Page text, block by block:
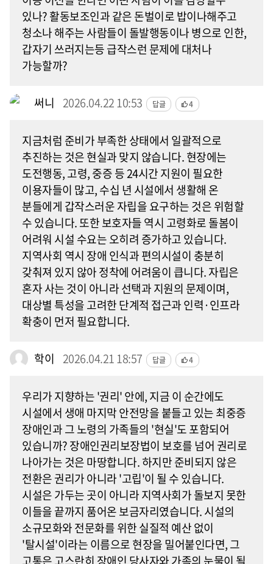
있나? 활동보조인과 같은 돈벌이로 밥이나해주고
청소나 해주는 사람들이 돌발행동이나 병으로 인한,
갑자기 쓰러지는등 급작스런 문제에 대처나
가능할까?
써니 2026.04.22 10:53 답글 4
지금처럼 준비가 부족한 상태에서 일괄적으로
추진하는 것은 현실과 맞지 않습니다. 현장에는
도전행동, 고령, 중증 등 24시간 지원이 필요한
이용자들이 많고, 수십 년 시설에서 생활해 온
분들에게 갑작스러운 자립을 요구하는 것은 위험할
수 있습니다. 또한 보호자들 역시 고령화로 돌봄이
어려워 시설 수요는 오히려 증가하고 있습니다.
지역사회 역시 장애 인식과 편의시설이 충분히
갖춰져 있지 않아 정착에 어려움이 큽니다. 자립은
혼자 사는 것이 아니라 선택과 지원의 문제이며,
대상별 특성을 고려한 단계적 접근과 인력·인프라
확충이 먼저 필요합니다.
학이 2026.04.21 18:57 답글 4
우리가 지향하는 '권리' 안에, 지금 이 순간에도
시설에서 생애 마지막 안전망을 붙들고 있는 최중증
장애인과 그 노령의 가족들의 '현실'도 포함되어
있습니까? 장애인권리보장법이 보호를 넘어 권리로
나아가는 것은 마땅합니다. 하지만 준비되지 않은
전환은 권리가 아니라 '고립'이 될 수 있습니다.
시설은 가두는 곳이 아니라 지역사회가 돌보지 못한
이들을 끝까지 품어온 보금자리였습니다. 시설의
소규모화와 전문화를 위한 실질적 예산 없이
'탈시설'이라는 이름으로 현장을 밀어붙인다면, 그
고통은 고스란히 장애인 당사자와 가족의 눈물이 될